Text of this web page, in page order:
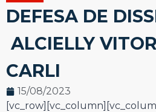
DEFESA DE
ALCIELLY
CARLI
15/08/2023